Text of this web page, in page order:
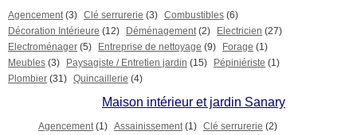
Agencement (3) Clé serrurerie (3) Combustibles (6)
Décoration Intérieure (12) Déménagement (2) Electricien (27)
Electroménager (5) Entreprise de nettoyage (9) Forage (1)
Meubles (3) Paysagiste / Entretien jardin (15) Pépiniériste (1)
Plombier (31) Quincaillerie (4)
Maison intérieur et jardin Sanary
Agencement (1) Assainissement (1) Clé serrurerie (2)